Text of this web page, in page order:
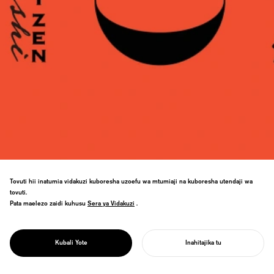
PROJECT
ECHIZEN URUSHI
Toyo Ink unabadilisha tasnia ya sanaa za
Tovuti hii inatumia vidakuzi kuboresha uzoefu wa mtumiaji na kuboresha utendaji wa
tovuti.
Pata maelezo zaidi kuhusu Sera ya Vidakuzi
Sera ya Vidakuzi .
Kubali Yote Inahitajika tu